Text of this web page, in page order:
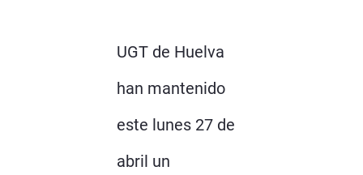
UGT de Huelva
han mantenido
este lunes 27 de
abril un